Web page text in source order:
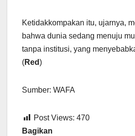
Ketidakkompakan itu, ujarnya,
bahwa dunia sedang menuju
tanpa institusi, yang
(Red)
Sumber: WAFA
Post Views: 470
Bagikan